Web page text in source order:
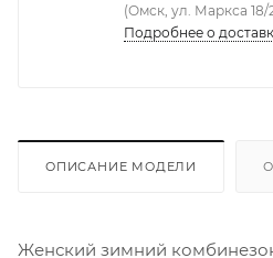
(Омск, ул. Маркса 18/
Подробнее о
ОПИСАНИЕ МОДЕЛИ
Женский зимний